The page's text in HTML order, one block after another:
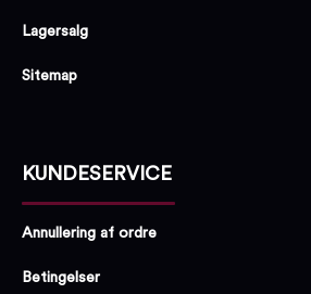
Lagersalg
Sitemap
KUNDESERVICE
Annullering af ordre
Betingelser